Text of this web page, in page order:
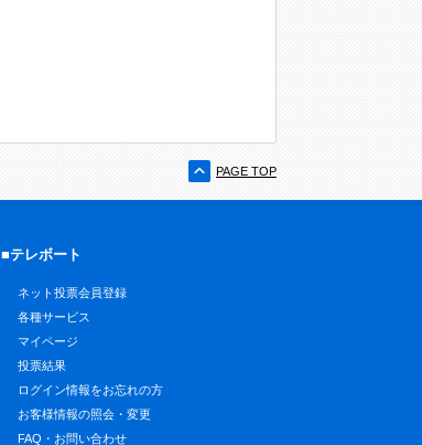
PAGE TOP
■テレボート
ネット投票会員登録
各種サービス
マイページ
投票結果
ログイン情報をお忘れの方
お客様情報の照会・変更
FAQ・お問い合わせ